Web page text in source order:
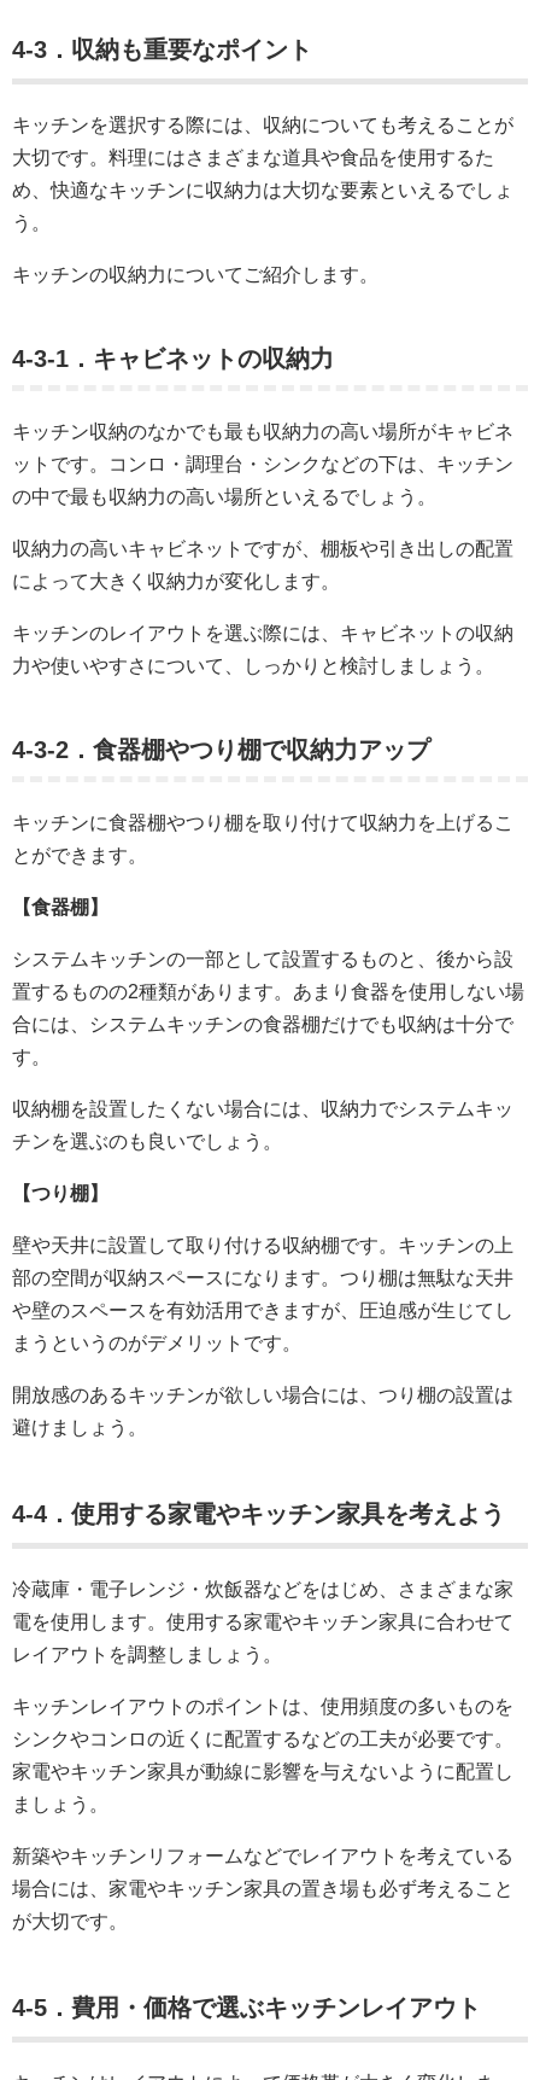
4-3．収納も重要なポイント
キッチンを選択する際には、収納についても考えることが
大切です。料理にはさまざまな道具や食品を使用するた
め、快適なキッチンに収納力は大切な要素といえるでしょ
う。
キッチンの収納力についてご紹介します。
4-3-1．キャビネットの収納力
キッチン収納のなかでも最も収納力の高い場所がキャビネ
ットです。コンロ・調理台・シンクなどの下は、キッチン
の中で最も収納力の高い場所といえるでしょう。
収納力の高いキャビネットですが、棚板や引き出しの配置
によって大きく収納力が変化します。
キッチンのレイアウトを選ぶ際には、キャビネットの収納
力や使いやすさについて、しっかりと検討しましょう。
4-3-2．食器棚やつり棚で収納力アップ
キッチンに食器棚やつり棚を取り付けて収納力を上げるこ
とができます。
【食器棚】
システムキッチンの一部として設置するものと、後から設
置するものの2種類があります。あまり食器を使用しない場
合には、システムキッチンの食器棚だけでも収納は十分で
す。
収納棚を設置したくない場合には、収納力でシステムキッ
チンを選ぶのも良いでしょう。
【つり棚】
壁や天井に設置して取り付ける収納棚です。キッチンの上
部の空間が収納スペースになります。つり棚は無駄な天井
や壁のスペースを有効活用できますが、圧迫感が生じてし
まうというのがデメリットです。
開放感のあるキッチンが欲しい場合には、つり棚の設置は
避けましょう。
4-4．使用する家電やキッチン家具を考えよう
冷蔵庫・電子レンジ・炊飯器などをはじめ、さまざまな家
電を使用します。使用する家電やキッチン家具に合わせて
レイアウトを調整しましょう。
キッチンレイアウトのポイントは、使用頻度の多いものを
シンクやコンロの近くに配置するなどの工夫が必要です。
家電やキッチン家具が動線に影響を与えないように配置し
ましょう。
新築やキッチンリフォームなどでレイアウトを考えている
場合には、家電やキッチン家具の置き場も必ず考えること
が大切です。
4-5．費用・価格で選ぶキッチンレイアウト